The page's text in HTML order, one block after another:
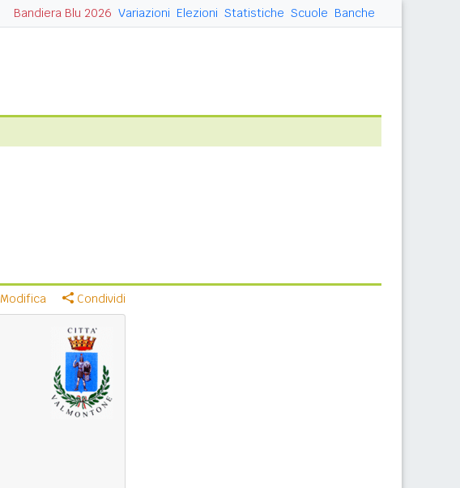
Bandiera Blu 2026 Variazioni Elezioni Statistiche Scuole Banche
Modifica Condividi